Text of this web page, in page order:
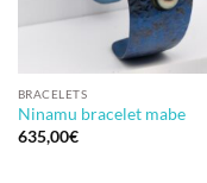
BRACELETS
Ninamu bracelet mabe
635,00€